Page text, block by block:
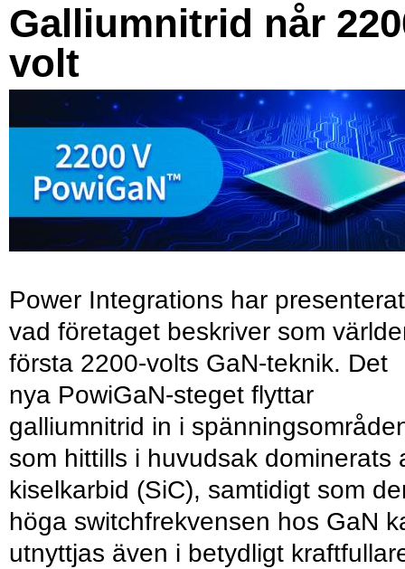
Galliumnitrid når
volt
Power Integrations har presenterat
vad företaget beskriver som
första 2200-volts GaN-teknik. Det
nya PowiGaN-steget flyttar
galliumnitrid in i
som hittills i huvudsak dominerats
kiselkarbid (SiC), samtidigt som
höga switchfrekvensen hos GaN
utnyttjas även i betydligt